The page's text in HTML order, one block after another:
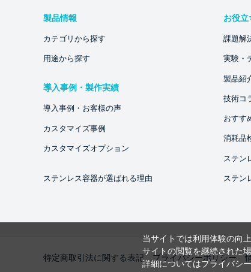
製品情報
カテゴリから探す
用途から探す
導入事例・製作実績
導入事例・お客様の声
カスタマイズ事例
カスタマイズオプション
ステンレス容器が選ばれる理由
お役立
課題解
実験・
製品紹
技術コ
おすす
消耗品
ステン
ステン
特定商取引法に関する表記 プライバシーポリシー
当サイトでは利用体験の向
サイトの閲覧を継続された
詳細についてはプライバシ